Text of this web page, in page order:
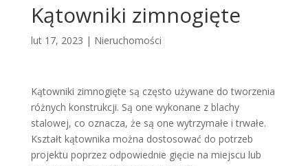
Kątowniki zimnogięte
lut 17, 2023 | Nieruchomości
Kątowniki zimnogięte są często używane do tworzenia
różnych konstrukcji. Są one wykonane z blachy
stalowej, co oznacza, że są one wytrzymałe i trwałe.
Kształt kątownika można dostosować do potrzeb
projektu poprzez odpowiednie gięcie na miejscu lub